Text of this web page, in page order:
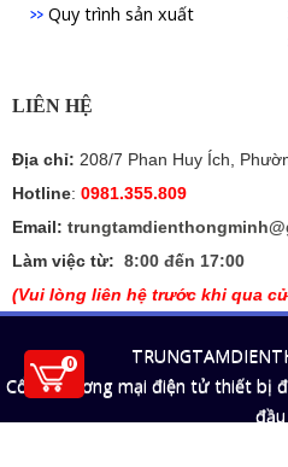
Quy trình sản xuất
LIÊN HỆ
Địa chỉ: 208/7 Phan Huy Ích,
Hotline: 0981.355.809
Email:
Làm việc từ: 8:00 đến 17:00
(Vui lòng liên hệ trước khi qua
Cổng thương mại điện tử thiết bị
đầu
0